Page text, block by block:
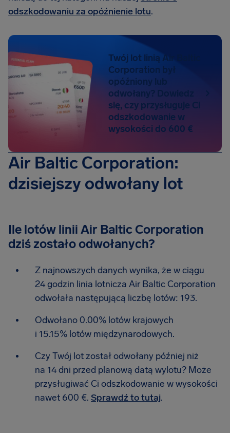
odszkodowaniu za opóźnienie lotu.
Twój lot linią Air Baltic
Corporation był
opóźniony lub
odwołany? Dowiedz
się, czy przysługuje Ci
odszkodowanie w
wysokości do 600 €
Air Baltic Corporation:
dzisiejszy odwołany lot
Ile lotów linii Air Baltic Corporation
dziś zostało odwołanych?
Z najnowszych danych wynika, że w ciągu
24 godzin linia lotnicza Air Baltic Corporation
odwołała następującą liczbę lotów: 193.
Odwołano 0.00% lotów krajowych
i 15.15% lotów międzynarodowych.
Czy Twój lot został odwołany później niż
na 14 dni przed planową datą wylotu? Może
przysługiwać Ci odszkodowanie w wysokości
nawet 600 €. Sprawdź to tutaj.